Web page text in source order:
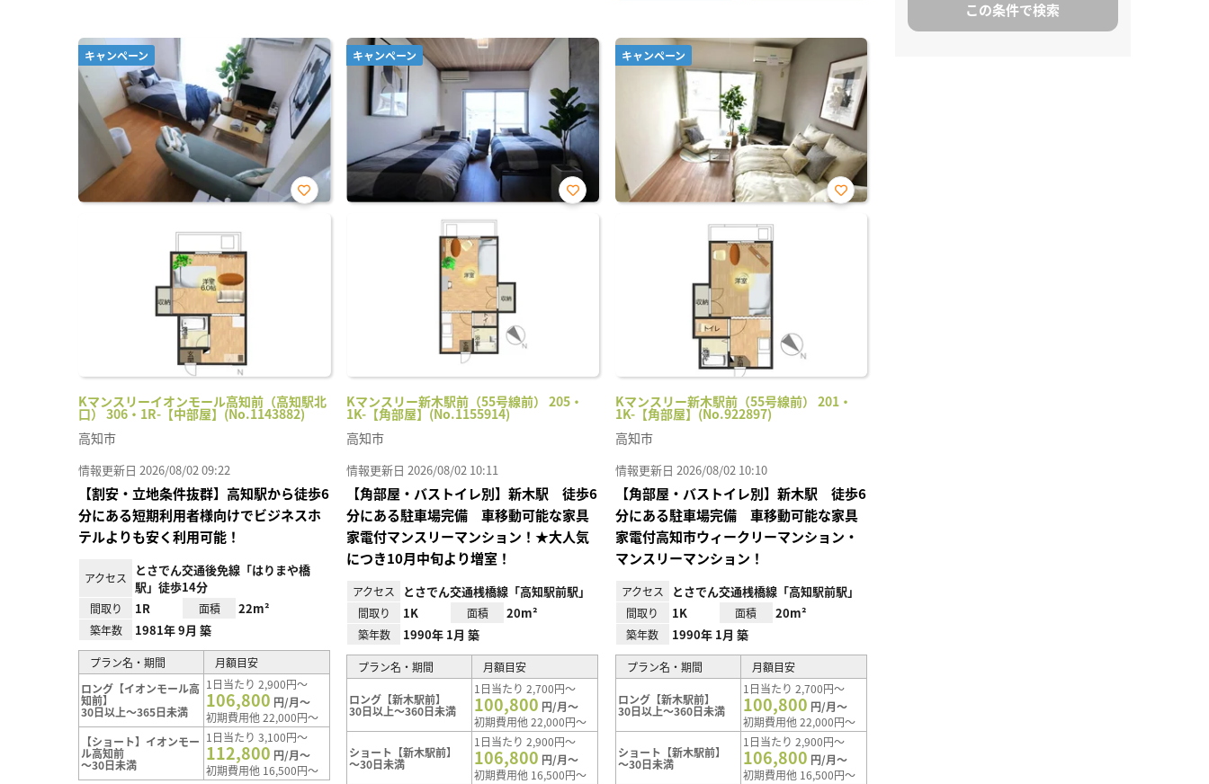
キャンペーン
Kマンスリーイオンモール高知前（高知駅北
口） 306・1R-【中部屋】(No.1143882)
お気
高知市
情報更新日 2026/08/02 09:22
【割安・立地条件抜群】高知駅から徒歩6
分にある短期利用者様向けでビジネスホ
テルよりも安く利用可能！
アクセス
とさでん交通後免線「はりまや橋
駅」徒歩14分
間取り 1R 面積 22m²
築年数 1981年 9月 築
プラン名・期間
月額目安
ロング【イオンモール高
知前】
30日以上～365日未満
1日当たり 2,900円～
106,800 円/月～
初期費用他 22,000円～
【ショート】イオンモー
ル高知前
～30日未満
1日当たり 3,100円～
112,800 円/月～
初期費用他 16,500円～
キャンペーン
Kマンスリー新木駅前（55号線前） 205・
1K-【角部屋】(No.1155914)
お気
高知市
情報更新日 2026/08/02 10:11
【角部屋・バストイレ別】新木駅 徒歩6
分にある駐車場完備 車移動可能な家具
家電付マンスリーマンション！★大人気
につき10月中旬より増室！
アクセス とさでん交通桟橋線「高知駅前駅」
間取り 1K 面積 20m²
築年数 1990年 1月 築
プラン名・期間 月額目安
ロング【新木駅前】
30日以上～360日未満
1日当たり 2,700円～
100,800 円/月～
初期費用他 22,000円～
ショート【新木駅前】
～30日未満
1日当たり 2,900円～
106,800 円/月～
初期費用他 16,500円～
キャンペーン
Kマンスリー新木駅前（55号線前） 201・
1K-【角部屋】(No.922897)
お気
高知市
情報更新日 2026/08/02 10:10
【角部屋・バストイレ別】新木駅 徒歩6
分にある駐車場完備 車移動可能な家具
家電付高知市ウィークリーマンション・
マンスリーマンション！
アクセス とさでん交通桟橋線「高知駅前駅」
間取り 1K 面積 20m²
築年数 1990年 1月 築
プラン名・期間 月額目安
ロング【新木駅前】
30日以上～360日未満
1日当たり 2,700円～
100,800 円/月～
初期費用他 22,000円～
ショート【新木駅前】
～30日未満
1日当たり 2,900円～
106,800 円/月～
初期費用他 16,500円～